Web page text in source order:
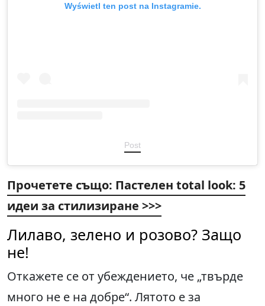
Wyświetl ten post na Instagramie.
Post
Прочетете също: Пастелен total look: 5
идеи за стилизиране >>>
Лилаво, зелено и розово? Защо
не!
Откажете се от убеждението, че „твърде
много не е на добре“. Лятото е за